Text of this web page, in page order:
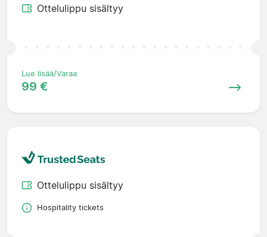
Ottelulippu sisältyy
Lue lisää/Varaa
99 €
Ottelulippu sisältyy
Hospitality tickets